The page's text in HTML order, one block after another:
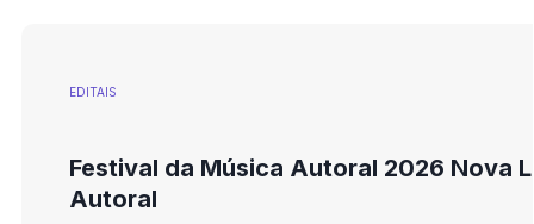
EDITAIS
Festival da Música Autoral 2026 Nova
Autoral